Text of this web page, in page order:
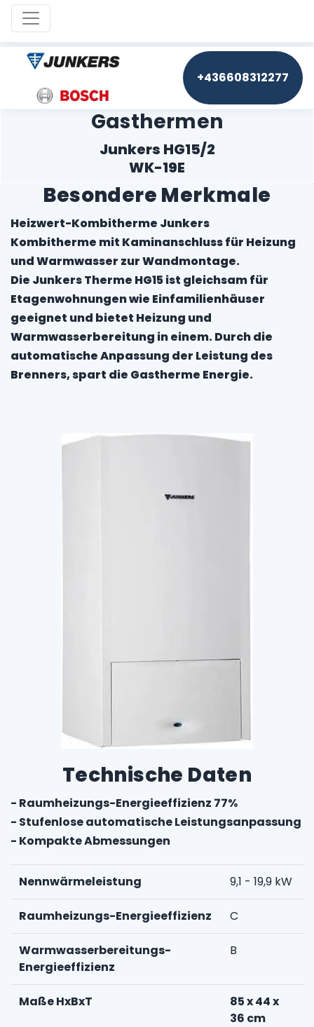
Toggle navigation
+436608312277
Gasthermen
Junkers HG15/2
WK-19E
Besondere Merkmale
Heizwert-Kombitherme Junkers
Kombitherme mit Kaminanschluss für Heizung
und Warmwasser zur Wandmontage.
Die Junkers Therme HG15 ist gleichsam für
Etagenwohnungen wie Einfamilienhäuser
geeignet und bietet Heizung und
Warmwasserbereitung in einem. Durch die
automatische Anpassung der Leistung des
Brenners, spart die Gastherme Energie.
Technische Daten
- Raumheizungs-Energieeffizienz 77%
- Stufenlose automatische Leistungsanpassung
- Kompakte Abmessungen
Nennwärmeleistung 9,1 - 19,9 kW
Raumheizungs-Energieeffizienz C
Warmwasserbereitungs-
Energieeffizienz
B
Maße HxBxT
85 x 44 x
36 cm